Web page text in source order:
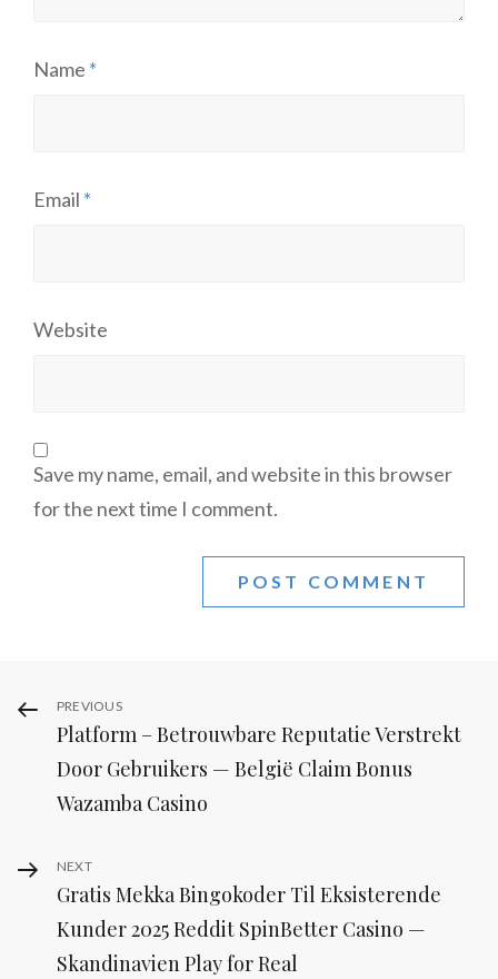
Name *
Email *
Website
Save my name, email, and website in this browser
for the next time I comment.
Post
navigation
Previous
Post
PREVIOUS
Platform – Betrouwbare Reputatie Verstrekt
Door Gebruikers — België Claim Bonus
Wazamba Casino
Next
Post
NEXT
Gratis Mekka Bingokoder Til Eksisterende
Kunder 2025 Reddit SpinBetter Casino —
Skandinavien Play for Real